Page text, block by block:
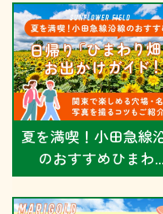
夏を満喫！小田急線
のおすすめひまわ...